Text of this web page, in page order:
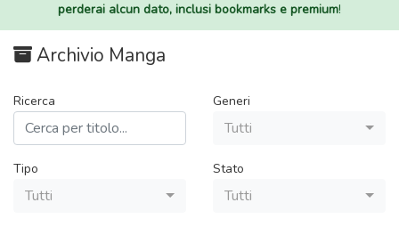
perderai alcun dato, inclusi bookmarks e premium!
Archivio Manga
Ricerca Generi
Tutti
Tipo
Tutti
Stato
Tutti